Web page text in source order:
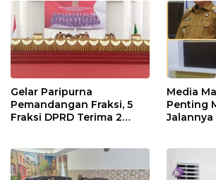
Gelar Paripurna
Pemandangan Fraksi, 5
Fraksi DPRD Terima 2
Media
Penting